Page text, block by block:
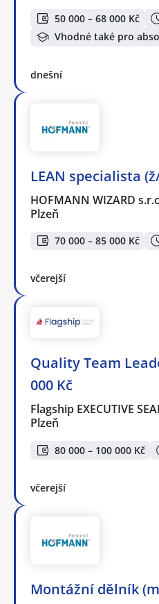
50 000 – 68 000 Kč
Vhodné také pro
dnešní
LEAN specialista
HOFMANN WIZARD
Plzeň
70 000 – 85 000 Kč
včerejší
Quality Team
000 Kč
Flagship EXECUTIVE
Plzeň
80 000 – 100 000 Kč
včerejší
Montážní dělník